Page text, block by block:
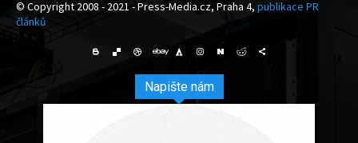
© Copyright 2008 - 2021 - Press-Media.cz, Praha 4, publikace PR
článků
Napište nám